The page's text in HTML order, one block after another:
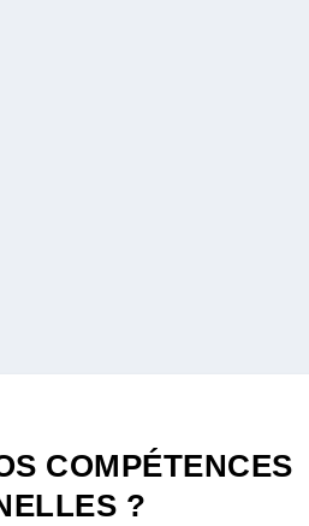
COMPÉTENCES
?